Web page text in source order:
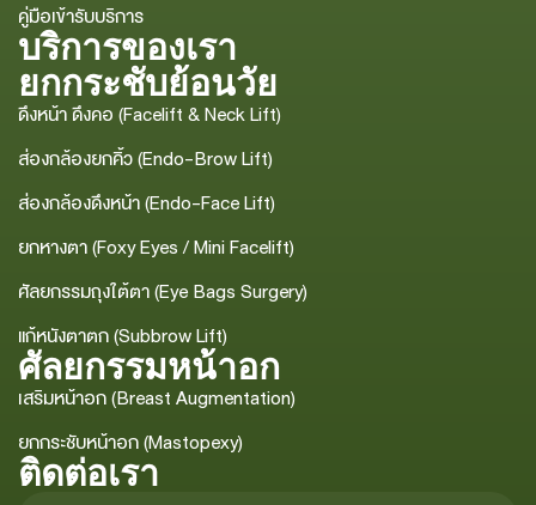
คู่มือเข้ารับบริการ
บริการของเรา
ยกกระชับย้อนวัย
ดึงหน้า ดึงคอ (Facelift & Neck Lift)
ส่องกล้องยกคิ้ว (Endo-Brow Lift)
ส่องกล้องดึงหน้า (Endo-Face Lift)
ยกหางตา (Foxy Eyes / Mini Facelift)
ศัลยกรรมถุงใต้ตา (Eye Bags Surgery)
แก้หนังตาตก (Subbrow Lift)
ศัลยกรรมหน้าอก
เสริมหน้าอก (Breast Augmentation)
ยกกระชับหน้าอก (Mastopexy)
ติดต่อเรา